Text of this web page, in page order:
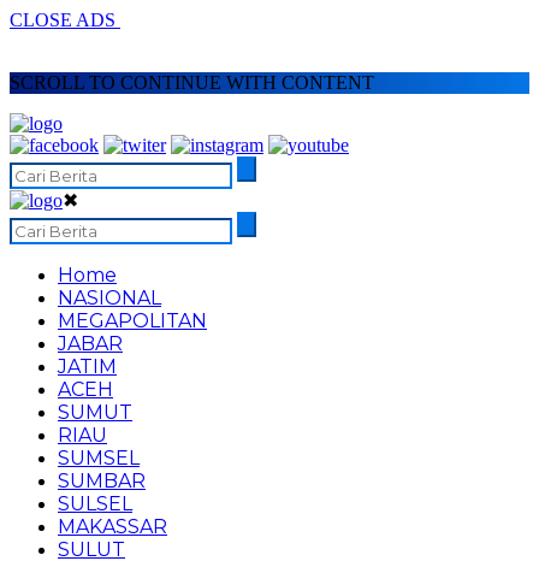
CLOSE ADS
SCROLL TO CONTINUE WITH CONTENT
✖
Home
NASIONAL
MEGAPOLITAN
JABAR
JATIM
ACEH
SUMUT
RIAU
SUMSEL
SUMBAR
SULSEL
MAKASSAR
SULUT